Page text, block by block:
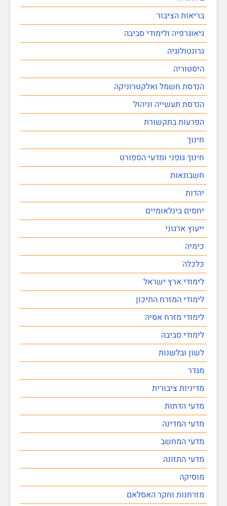
בריאות הציבור
גיאוגרפיה ולימודי סביבה
גרונטולוגיה
היסטוריה
הנדסת חשמל ואלקטרוניקה
הנדסת תעשייה וניהול
הפרעות בתקשורת
חינוך
חינוך גופני ומדעי הספורט
חשבונאות
יהדות
יחסים בינלאומיים
ייעוץ ארגוני
כימיה
כלכלה
לימודי ארץ ישראל
לימודי המזרח התיכון
לימודי מזרח אסיה
לימודי סביבה
לשון ובלשנות
מגדר
מדיניות ציבורית
מדעי הדתות
מדעי המדינה
מדעי המחשב
מדעי התזונה
מוסיקה
מזרחנות וחקר האסלאם